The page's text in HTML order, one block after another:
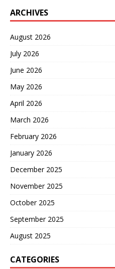
ARCHIVES
August 2026
July 2026
June 2026
May 2026
April 2026
March 2026
February 2026
January 2026
December 2025
November 2025
October 2025
September 2025
August 2025
CATEGORIES